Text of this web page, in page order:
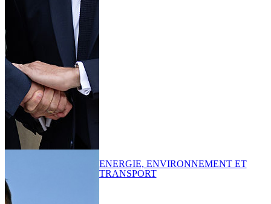
ENERGIE, ENVIRONNEMENT ET
TRANSPORT